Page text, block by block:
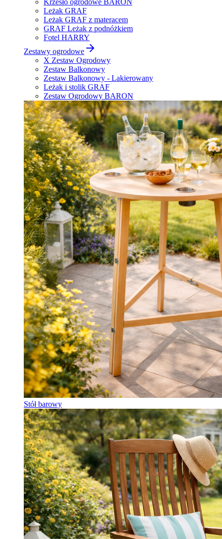
Krzesło ogrodowe BARON
Leżak GRAF
Leżak GRAF z materacem
GRAF Leżak z podnóżkiem
Fotel HARRY
Zestawy ogrodowe
X Zestaw Ogrodowy
Zestaw Balkonowy
Zestaw Balkonowy - Lakierowany
Leżak i stolik GRAF
Zestaw Ogrodowy BARON
Stół barowy